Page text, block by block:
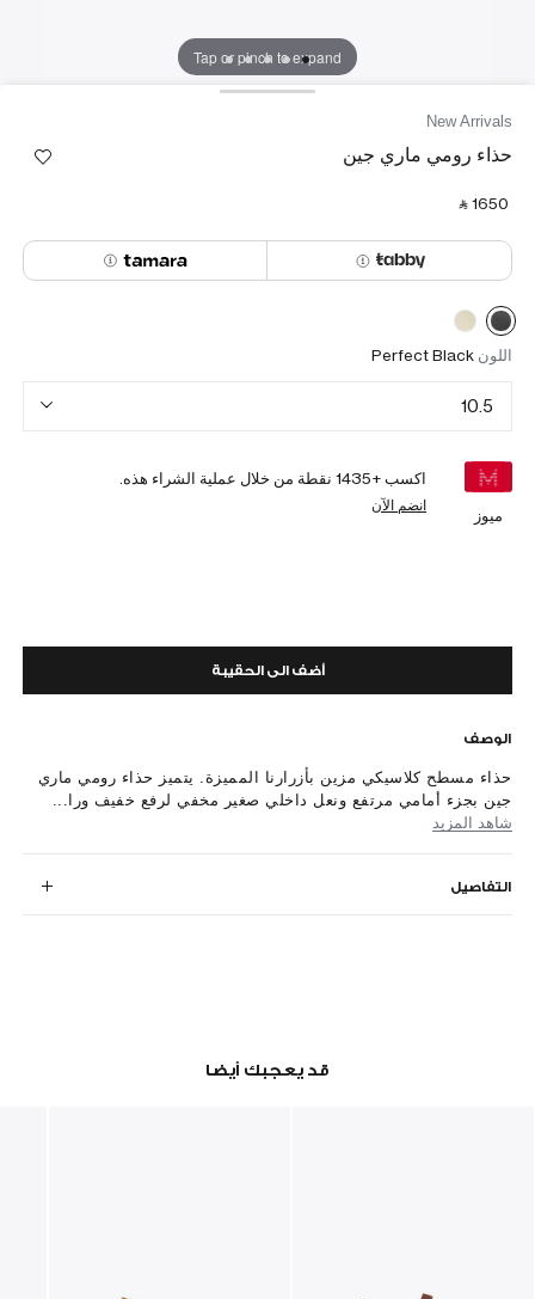
Tap or pinch to expand
New Arrivals
حذاء رومي ماري جين
‎ ⃁ ⁦1650⁩ ‎
اللون Perfect Black
10.5
ميوز
اكسب +1435 نقطة من خلال عملية الشراء هذه.
انضم الآن
أضف الى الحقيبة
الوصف
حذاء مسطح كلاسيكي مزين بأزرارنا المميزة. يتميز حذاء رومي ماري
جين بجزء أمامي مرتفع ونعل داخلي صغير مخفي لرفع خفيف ورا...
شاهد المزيد
التفاصيل
قد يعجبك أيضا